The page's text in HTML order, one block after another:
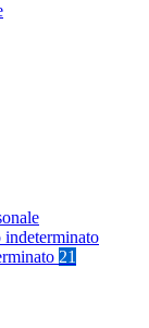
indeterminato
21